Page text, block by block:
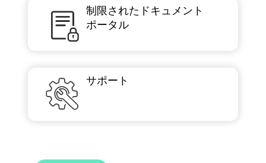
制限されたドキュメント
ポータル
サポート